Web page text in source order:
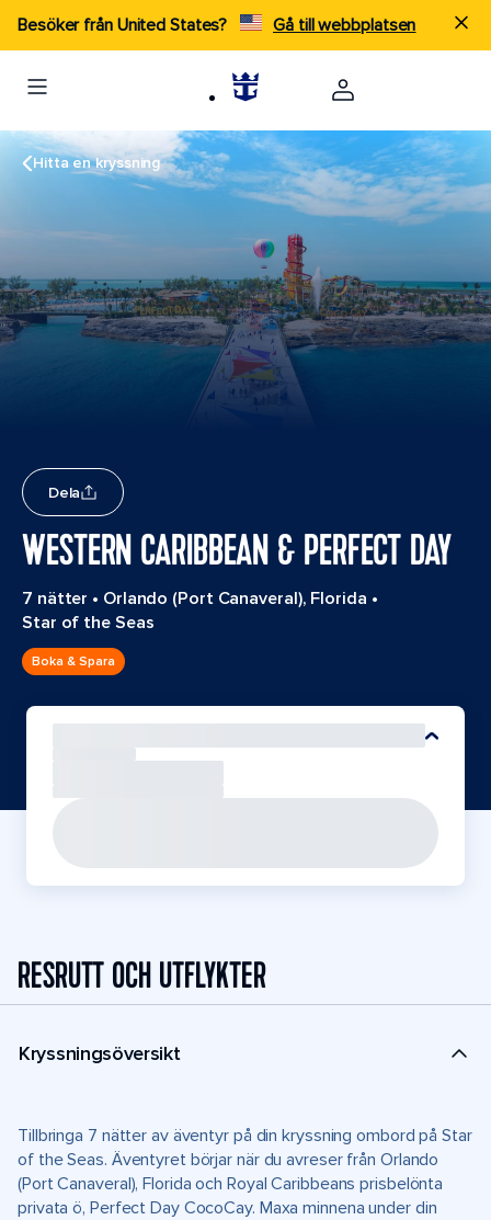
Besöker från United States? Gå till webbplatsen
Hitta en kryssning
Dela
WESTERN CARIBBEAN & PERFECT DAY
7 nätter • Orlando (Port Canaveral), Florida •
Star of the Seas
Boka & Spara
RESRUTT OCH UTFLYKTER
Kryssningsöversikt
Tillbringa 7 nätter av äventyr på din kryssning ombord på Star
of the Seas. Äventyret börjar när du avreser från Orlando
(Port Canaveral), Florida och Royal Caribbeans prisbelönta
privata ö, Perfect Day CocoCay. Maxa minnena under din